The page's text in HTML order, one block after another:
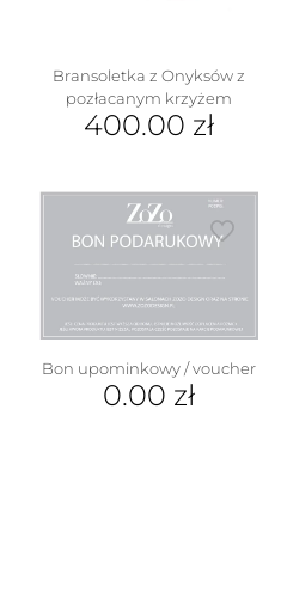
Bransoletka z Onyksów z
pozłacanym krzyżem
400.00 zł
Bon upominkowy / voucher
0.00 zł